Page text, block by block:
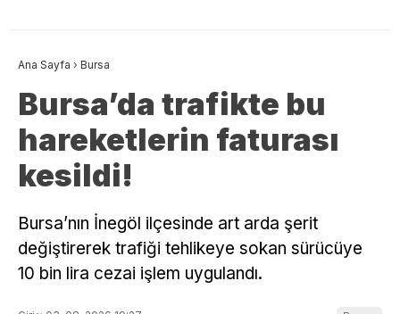
Ana Sayfa › Bursa
Bursa’da trafikte bu
hareketlerin faturası
kesildi!
Bursa’nın İnegöl ilçesinde art arda şerit
değiştirerek trafiği tehlikeye sokan sürücüye
10 bin lira cezai işlem uygulandı.